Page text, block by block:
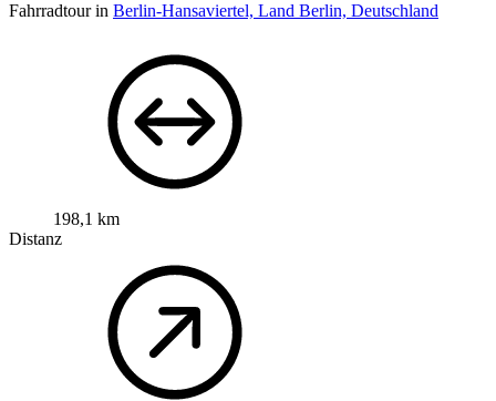
Fahrradtour in Berlin-Hansaviertel, Land Berlin, Deutschland
198,1 km
Distanz